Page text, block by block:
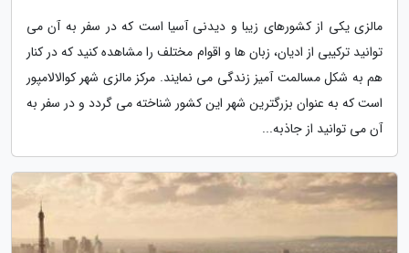
مالزی یکی از کشورهای زیبا و دیدنی آسیا است که در سفر به آن می
توانید ترکیبی از ادیان، زبان ها و اقوام مختلف را مشاهده کنید که در کنار
هم به شکل مسالمت آمیز زندگی می نمایند. مرکز مالزی شهر کوالالامپور
است که به عنوان بزرگترین شهر این کشور شناخته می گردد و در سفر به
آن می توانید از جاذبه...